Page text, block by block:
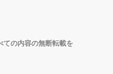
ての内容の無断転載を